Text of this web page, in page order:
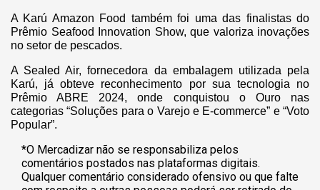
A Karú Amazon Food também foi uma das finalistas do
Prêmio Seafood Innovation Show, que valoriza inovações
no setor de pescados.
A Sealed Air, fornecedora da embalagem utilizada pela
Karú, já obteve reconhecimento por sua tecnologia no
Prêmio ABRE 2024, onde conquistou o Ouro nas
categorias “Soluções para o Varejo e E-commerce” e “Voto
Popular”.
*O Mercadizar não se responsabiliza pelos
comentários postados nas plataformas digitais.
Qualquer comentário considerado ofensivo ou que falte